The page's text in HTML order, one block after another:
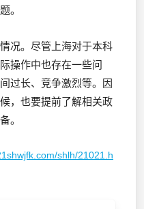
。
况。尽管上海对于本科
操作中也存在一些问
过长、竞争激烈等。因
，也要提前了解相关政
。
shlh/21021.h